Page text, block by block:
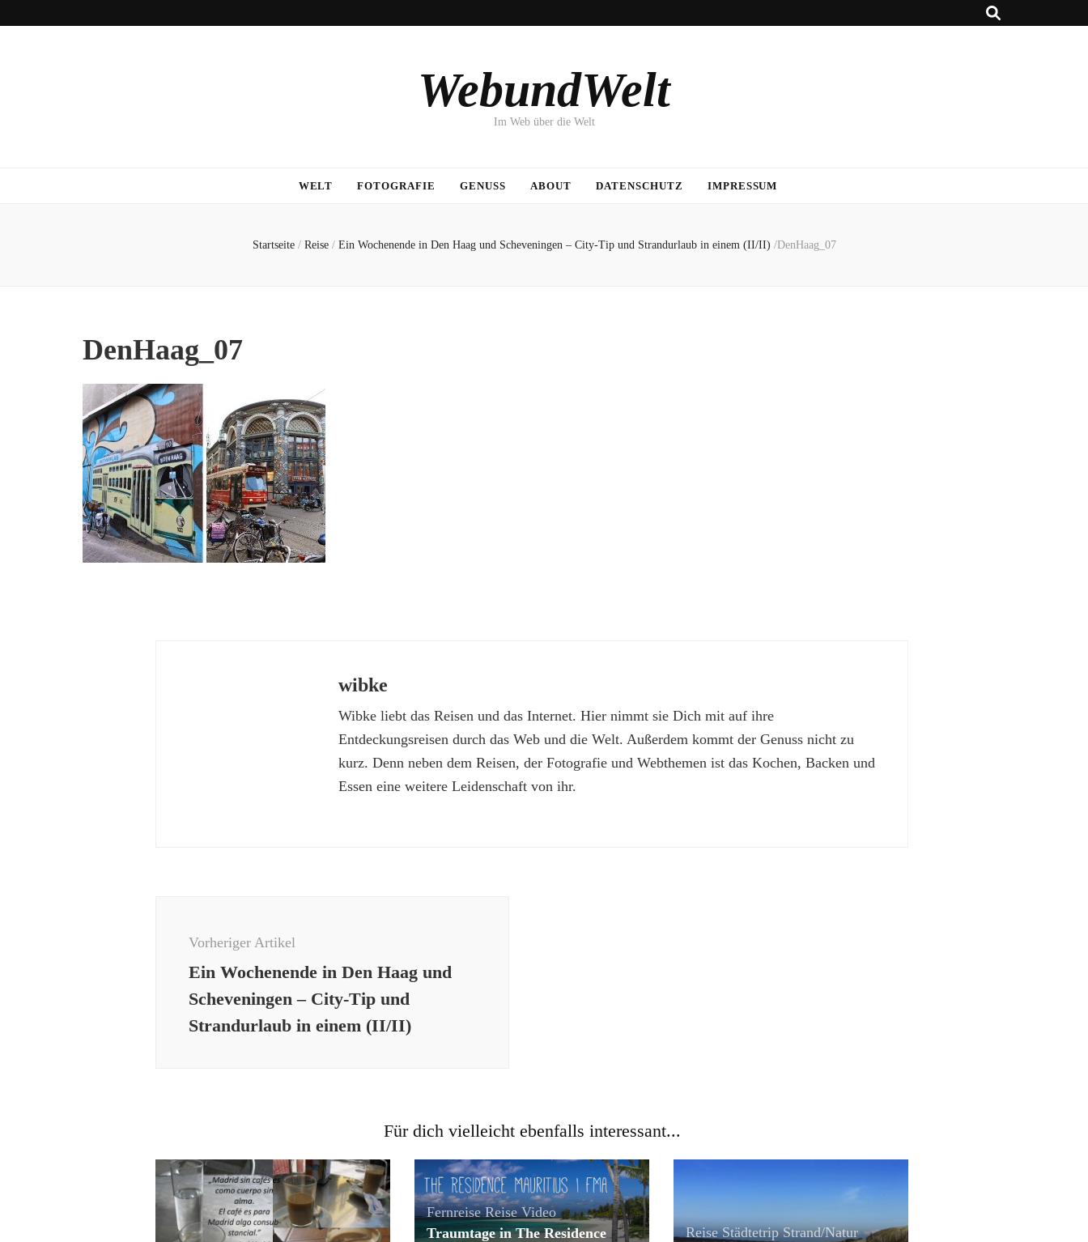
WebundWelt
Im Web über die Welt
WELT FOTOGRAFIE GENUSS ABOUT DATENSCHUTZ IMPRESSUM
Startseite / Reise / Ein Wochenende in Den Haag und Scheveningen – City-Tip und Strandurlaub in einem (II/II) /DenHaag_07
DenHaag_07
wibke
Wibke liebt das Reisen und das Internet. Hier nimmt sie Dich mit auf ihre
Entdeckungsreisen durch das Web und die Welt. Außerdem kommt der Genuss nicht zu
kurz. Denn neben dem Reisen, der Fotografie und Webthemen ist das Kochen, Backen und
Essen eine weitere Leidenschaft von ihr.
Vorheriger Artikel
Ein Wochenende in Den Haag und
Scheveningen – City-Tip und
Strandurlaub in einem (II/II)
Für dich vielleicht ebenfalls interessant...
Fernreise Reise Video
Traumtage in The Residence
Reise Städtetrip Strand/Natur